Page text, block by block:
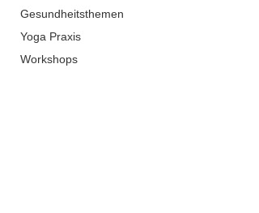
Gesundheitsthemen
Yoga Praxis
Workshops